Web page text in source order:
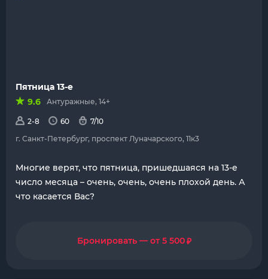
Пятница 13-е
9.6
Антуражные, 14+
2-8 60
7/10
г. Санкт-Петербург, проспект Луначарского, 11к3
Многие верят, что пятница, пришедшаяся на 13-е
число месяца – очень, очень, очень плохой день. А
что касается Вас?
Бронировать — от 5 500₽